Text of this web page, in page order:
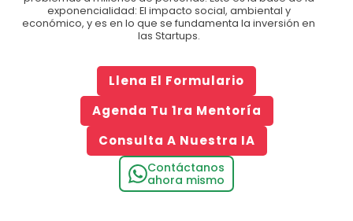
exponencialidad: El impacto social, ambiental y
económico, y es en lo que se fundamenta la inversión en
las Startups.
Llena El Formulario
Agenda Tu 1ra Mentoría
Consulta A Nuestra IA
Contáctanos
ahora mismo